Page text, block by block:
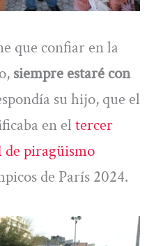
que confiar en la
siempre estaré con
su hijo, que el
en el tercer
de piragüismo
de París 2024.